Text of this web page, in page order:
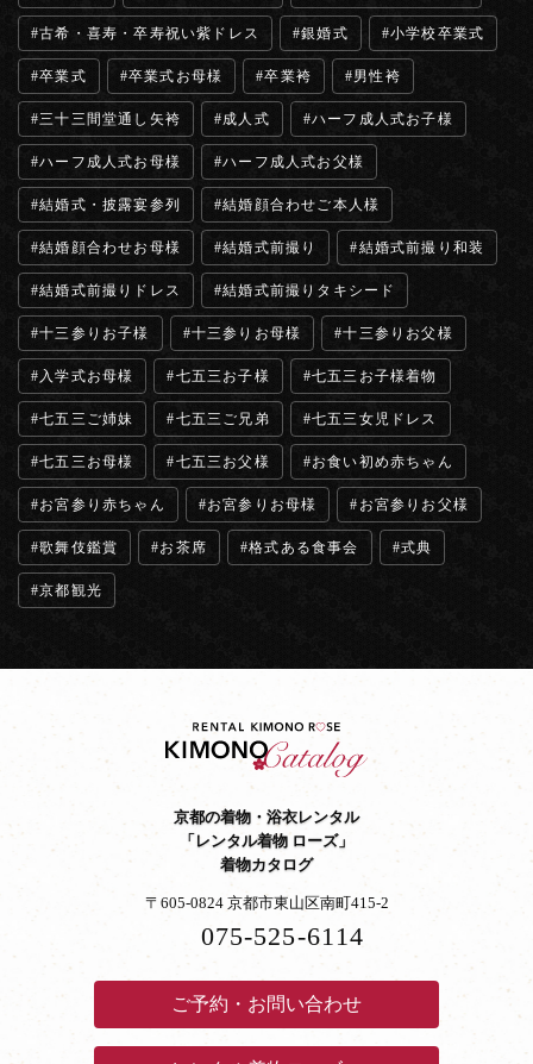
古希・喜寿・卒寿祝い紫ドレス 銀婚式 小学校卒業式
卒業式 卒業式お母様 卒業袴 男性袴
三十三間堂通し矢袴 成人式 ハーフ成人式お子様
ハーフ成人式お母様 ハーフ成人式お父様
結婚式・披露宴参列 結婚顔合わせご本人様
結婚顔合わせお母様 結婚式前撮り 結婚式前撮り和装
結婚式前撮りドレス 結婚式前撮りタキシード
十三参りお子様 十三参りお母様 十三参りお父様
入学式お母様 七五三お子様 七五三お子様着物
七五三ご姉妹 七五三ご兄弟 七五三女児ドレス
七五三お母様 七五三お父様 お食い初め赤ちゃん
お宮参り赤ちゃん お宮参りお母様 お宮参りお父様
歌舞伎鑑賞 お茶席 格式ある食事会 式典
京都観光
京都の着物・浴衣レンタル
「レンタル着物 ローズ」
着物カタログ
〒605-0824 京都市東山区南町415-2
075-525-6114
ご予約・お問い合わせ